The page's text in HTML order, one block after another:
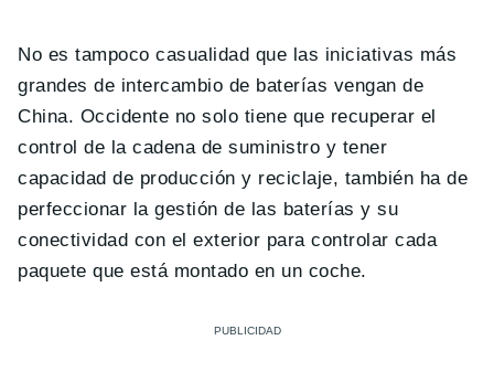
No es tampoco casualidad que las iniciativas más
grandes de intercambio de baterías vengan de
China. Occidente no solo tiene que recuperar el
control de la cadena de suministro y tener
capacidad de producción y reciclaje, también ha de
perfeccionar la gestión de las baterías y su
conectividad con el exterior para controlar cada
paquete que está montado en un coche.